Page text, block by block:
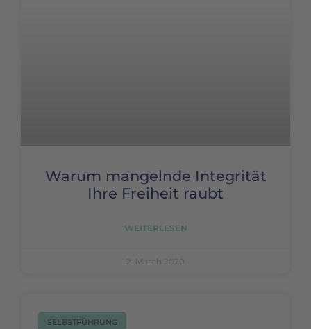
Warum mangelnde Integrität
Ihre Freiheit raubt
WEITERLESEN
2. March 2020
SELBSTFÜHRUNG